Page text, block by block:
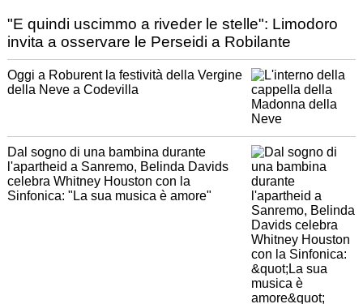
"E quindi uscimmo a riveder le stelle": Limodoro
invita a osservare le Perseidi a Robilante
Oggi a Roburent la festività della Vergine
della Neve a Codevilla
Dal sogno di una bambina durante
l'apartheid a Sanremo, Belinda Davids
celebra Whitney Houston con la
Sinfonica: "La sua musica è amore"